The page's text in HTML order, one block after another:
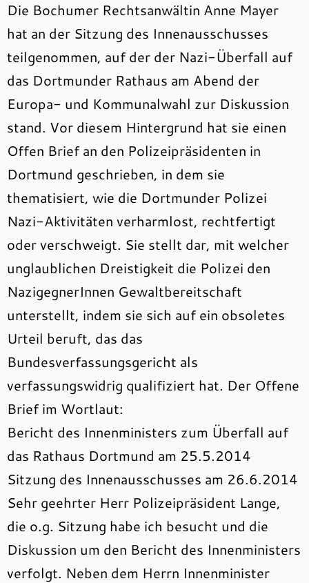
Die Bochumer Rechtsanwältin Anne Mayer
hat an der Sitzung des Innenausschusses
teilgenommen, auf der der Nazi-Überfall auf
das Dortmunder Rathaus am Abend der
Europa- und Kommunalwahl zur Diskussion
stand. Vor diesem Hintergrund hat sie einen
Offen Brief an den Polizeipräsidenten in
Dortmund geschrieben, in dem sie
thematisiert, wie die Dortmunder Polizei
Nazi-Aktivitäten verharmlost, rechtfertigt
oder verschweigt. Sie stellt dar, mit welcher
unglaublichen Dreistigkeit die Polizei den
NazigegnerInnen Gewaltbereitschaft
unterstellt, indem sie sich auf ein obsoletes
Urteil beruft, das das
Bundesverfassungsgericht als
verfassungswidrig qualifiziert hat. Der Offene
Brief im Wortlaut:
Bericht des Innenministers zum Überfall auf
das Rathaus Dortmund am 25.5.2014
Sitzung des Innenausschusses am 26.6.2014
Sehr geehrter Herr Polizeipräsident Lange,
die o.g. Sitzung habe ich besucht und die
Diskussion um den Bericht des Innenministers
verfolgt. Neben dem Herrn Innenminister